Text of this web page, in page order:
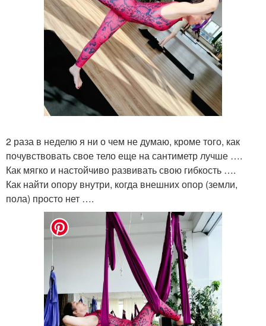
2 раза в неделю я ни о чем не думаю, кроме того, как
почувствовать свое тело еще на сантиметр лучше ….
Как мягко и настойчиво развивать свою гибкость ….
Как найти опору внутри, когда внешних опор (земли,
пола) просто нет ….